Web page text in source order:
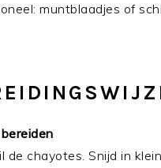
muntblaadjes of
de chayotes. Snijd in